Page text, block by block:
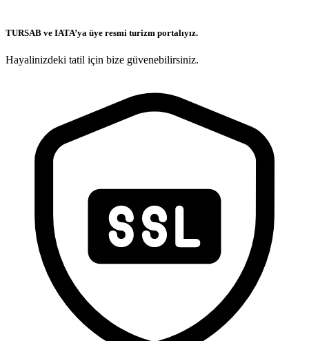
TURSAB ve IATA’ya üye resmi turizm portalıyız.
Hayalinizdeki tatil için bize güvenebilirsiniz.